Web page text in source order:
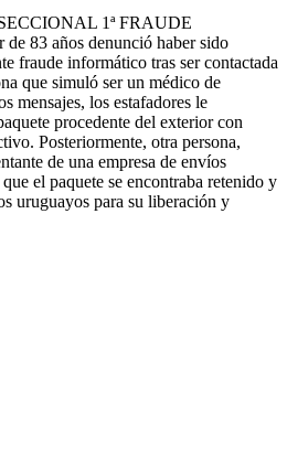
1ª FRAUDE
83 años denunció haber sido
fraude informático tras ser contactada
que simuló ser un médico de
mensajes, los estafadores le
procedente del exterior con
Posteriormente, otra persona,
de una empresa de envíos
el paquete se encontraba retenido y
uruguayos para su liberación y